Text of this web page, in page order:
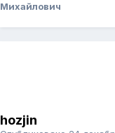
Михайлович
hozjin